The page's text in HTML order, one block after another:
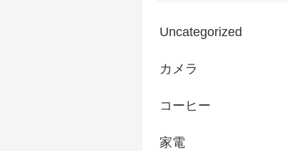
Uncategorized
カメラ
コーヒー
家電